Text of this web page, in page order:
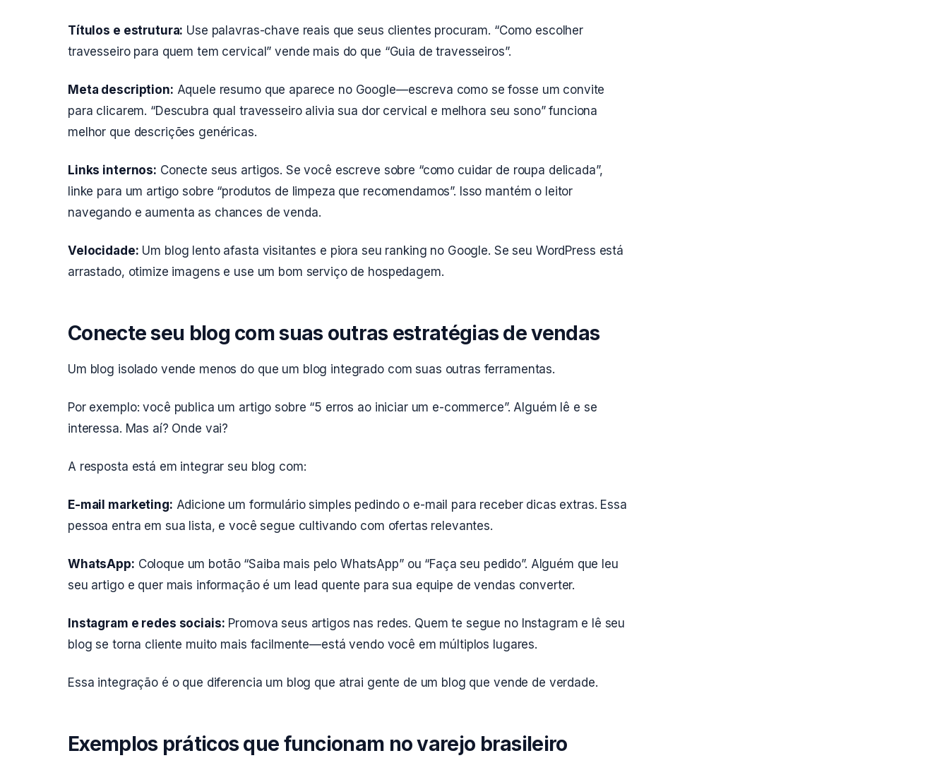
Títulos e estrutura: Use palavras-chave reais que seus clientes procuram. “Como escolher
travesseiro para quem tem cervical” vende mais do que “Guia de travesseiros”.
Meta description: Aquele resumo que aparece no Google—escreva como se fosse um convite
para clicarem. “Descubra qual travesseiro alivia sua dor cervical e melhora seu sono” funciona
melhor que descrições genéricas.
Links internos: Conecte seus artigos. Se você escreve sobre “como cuidar de roupa delicada”,
linke para um artigo sobre “produtos de limpeza que recomendamos”. Isso mantém o leitor
navegando e aumenta as chances de venda.
Velocidade: Um blog lento afasta visitantes e piora seu ranking no Google. Se seu WordPress está
arrastado, otimize imagens e use um bom serviço de hospedagem.
Conecte seu blog com suas outras estratégias de vendas
Um blog isolado vende menos do que um blog integrado com suas outras ferramentas.
Por exemplo: você publica um artigo sobre “5 erros ao iniciar um e-commerce”. Alguém lê e se
interessa. Mas aí? Onde vai?
A resposta está em integrar seu blog com:
E-mail marketing: Adicione um formulário simples pedindo o e-mail para receber dicas extras. Essa
pessoa entra em sua lista, e você segue cultivando com ofertas relevantes.
WhatsApp: Coloque um botão “Saiba mais pelo WhatsApp” ou “Faça seu pedido”. Alguém que leu
seu artigo e quer mais informação é um lead quente para sua equipe de vendas converter.
Instagram e redes sociais: Promova seus artigos nas redes. Quem te segue no Instagram e lê seu
blog se torna cliente muito mais facilmente—está vendo você em múltiplos lugares.
Essa integração é o que diferencia um blog que atrai gente de um blog que vende de verdade.
Exemplos práticos que funcionam no varejo brasileiro